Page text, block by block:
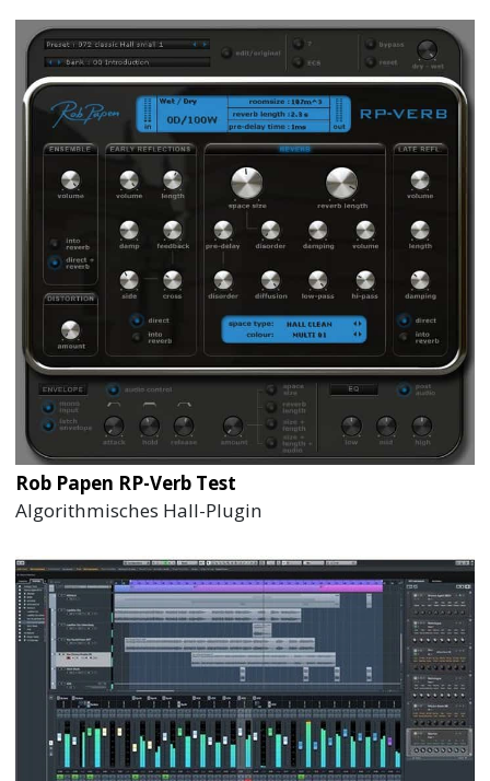
Rob Papen RP-Verb Test
Algorithmisches Hall-Plugin